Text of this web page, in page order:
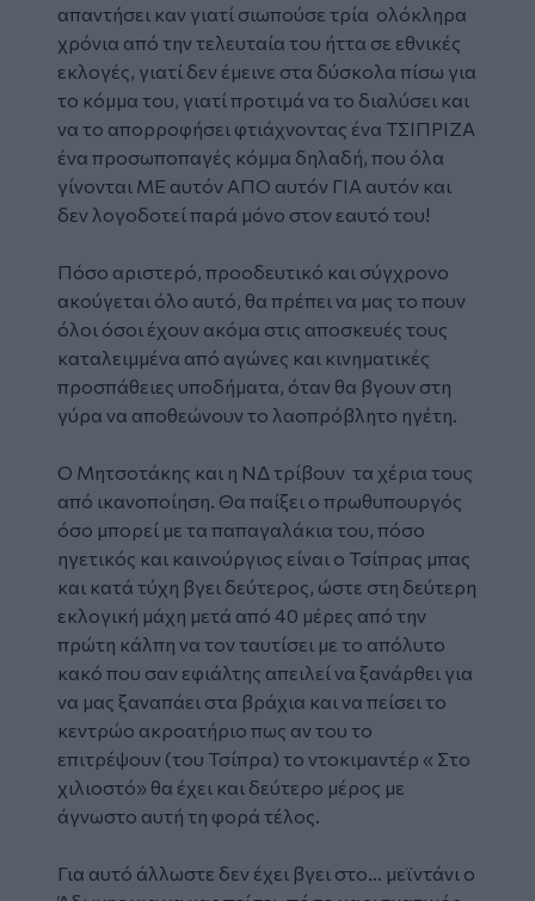
απαντήσει καν γιατί σιωπούσε τρία ολόκληρα
χρόνια από την τελευταία του ήττα σε εθνικές
εκλογές, γιατί δεν έμεινε στα δύσκολα πίσω για
το κόμμα του, γιατί προτιμά να το διαλύσει και
να το απορροφήσει φτιάχνοντας ένα ΤΣΙΠΡΙΖΑ
ένα προσωποπαγές κόμμα δηλαδή, που όλα
γίνονται ΜΕ αυτόν ΑΠΟ αυτόν ΓΙΑ αυτόν και
δεν λογοδοτεί παρά μόνο στον εαυτό του!
Πόσο αριστερό, προοδευτικό και σύγχρονο
ακούγεται όλο αυτό, θα πρέπει να μας το πουν
όλοι όσοι έχουν ακόμα στις αποσκευές τους
καταλειμμένα από αγώνες και κινηματικές
προσπάθειες υποδήματα, όταν θα βγουν στη
γύρα να αποθεώνουν το λαοπρόβλητο ηγέτη.
Ο Μητσοτάκης και η ΝΔ τρίβουν τα χέρια τους
από ικανοποίηση. Θα παίξει ο πρωθυπουργός
όσο μπορεί με τα παπαγαλάκια του, πόσο
ηγετικός και καινούργιος είναι ο Τσίπρας μπας
και κατά τύχη βγει δεύτερος, ώστε στη δεύτερη
εκλογική μάχη μετά από 40 μέρες από την
πρώτη κάλπη να τον ταυτίσει με το απόλυτο
κακό που σαν εφιάλτης απειλεί να ξανάρθει για
να μας ξαναπάει στα βράχια και να πείσει το
κεντρώο ακροατήριο πως αν του το
επιτρέψουν (του Τσίπρα) το ντοκιμαντέρ « Στο
χιλιοστό» θα έχει και δεύτερο μέρος με
άγνωστο αυτή τη φορά τέλος.
Για αυτό άλλωστε δεν έχει βγει στο… μεϊντάνι ο